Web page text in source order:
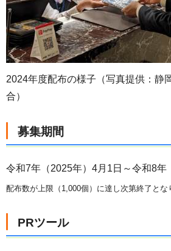
2024年度配布の様子（写真提供：静
合）
募集期間
令和7年（2025年）4月1日～令和8年
配布数が上限（1,000個）に達し次第終了とな
PRツール